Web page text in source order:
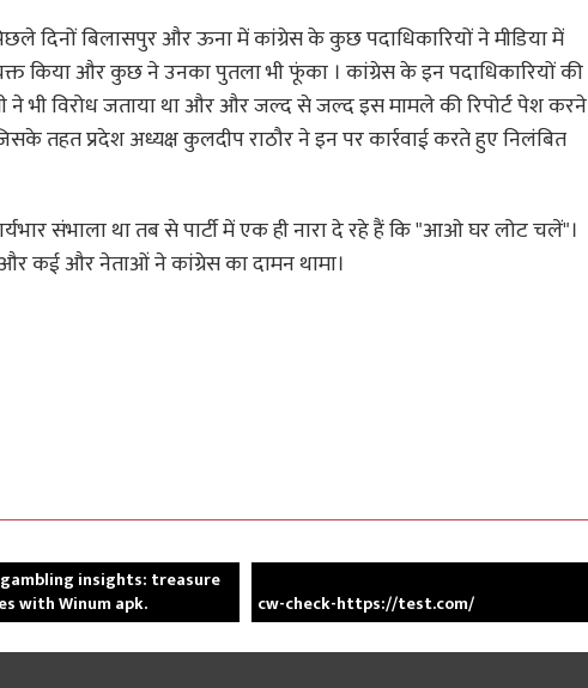
दिनों बिलासपुर और ऊना में कांग्रेस के कुछ पदाधिकारियों ने मीडिया में
किया और कुछ ने उनका पुतला भी फूंका । कांग्रेस के इन पदाधिकारियों की
ने भी विरोध जताया था और और जल्द से जल्द इस मामले की रिपोर्ट पेश करने
तहत प्रदेश अध्यक्ष कुलदीप राठौर ने इन पर कार्रवाई करते हुए निलंबित
संभाला था तब से पार्टी में एक ही नारा दे रहे हैं कि "आओ घर लोट चलें"।
कई और नेताओं ने कांग्रेस का दामन थामा।
insights: treasure
with Winum apk.
cw-check-https://test.com/